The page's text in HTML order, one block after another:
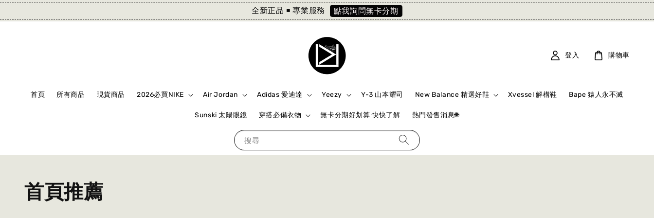
全新正品 ◾️ 專業服務 點我詢問無卡分期
搜尋
首頁 所有商品 現貨商品 2026必買NIKE Air Jordan Adidas 愛迪達 Yeezy Y-3 山本耀司 New Balance 精選好鞋 Xvessel 解構鞋 Bape 猿人永不滅
Sunski 太陽眼鏡 穿搭必備衣物 無卡分期好划算 快快了解 熱門發售消息🌐
登入 購物車
首頁推薦